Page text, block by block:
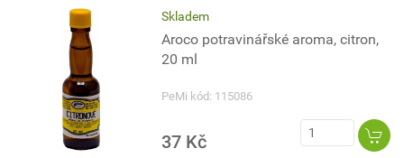
Skladem
Aroco potravinářské aroma, citron,
20 ml
PeMi kód: 115086
37 Kč